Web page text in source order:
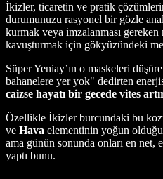
İkizler, ticaretin ve pratik
durumunuzu rasyonel bir gözle
kurmak veya imzalanması gereken
kavuşturmak için gökyüzündeki
Süper Yeniay’ın o maskeleri
bahanelere yer yok" dedirten
caizse hayatı bir gecede vites
Özellikle İkizler burcundaki bu
ve Hava elementinin yoğun
ama günün sonunda onları en net,
yaptı bunu.